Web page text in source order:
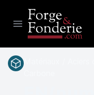
Open main menu